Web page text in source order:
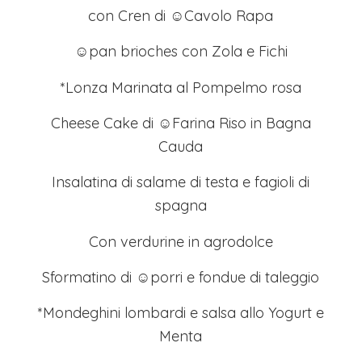
con Cren di ☺Cavolo Rapa
☺pan brioches con Zola e Fichi
*Lonza Marinata al Pompelmo rosa
Cheese Cake di ☺Farina Riso in Bagna
Cauda
Insalatina di salame di testa e fagioli di
spagna
Con verdurine in agrodolce
Sformatino di ☺porri e fondue di taleggio
*Mondeghini lombardi e salsa allo Yogurt e
Menta